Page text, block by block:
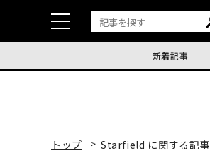
新着記事
トップ Starfield に関する記事